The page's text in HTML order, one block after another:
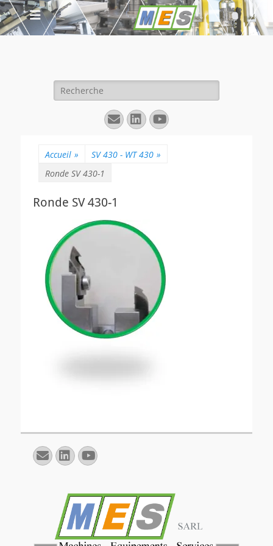
Rechercher :
E-
mail
Linkedin
YouTube
Accueil » SV 430 - WT 430 »
Ronde SV 430-1
Ronde SV 430-1
E-
mail
Linkedin
YouTube